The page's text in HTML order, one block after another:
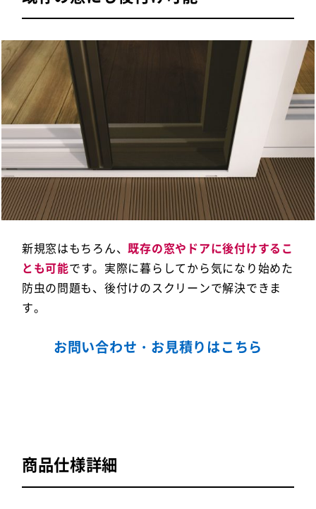
新規窓はもちろん、既存の窓やドアに後付けするこ
とも可能です。実際に暮らしてから気になり始めた
防虫の問題も、後付けのスクリーンで解決できま
す。
お問い合わせ・お見積りはこちら
商品仕様詳細